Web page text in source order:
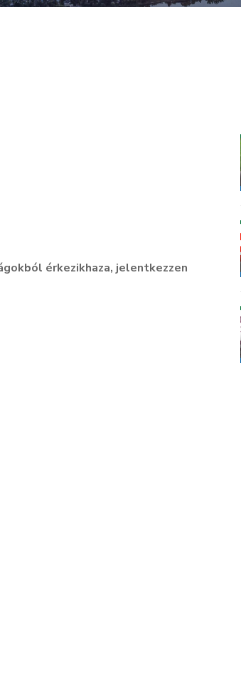
érkezikhaza, jelentkezzen